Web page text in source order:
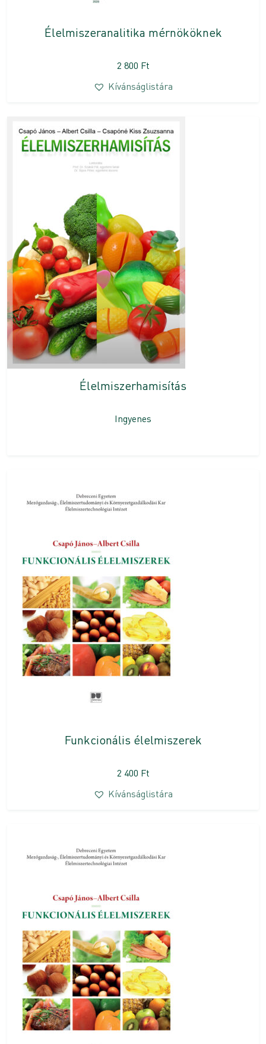
Élelmiszeranalitika mérnököknek
2 800 Ft
Kívánságlistára
Élelmiszerhamisítás
Ingyenes
Funkcionális élelmiszerek
2 400 Ft
Kívánságlistára